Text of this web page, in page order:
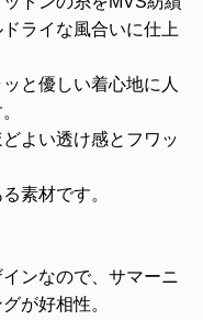
ライな風合いに仕上
と優しい着心地に人
よい透け感とフワッ
素材です。
ンなので、サマーニ
が好相性。